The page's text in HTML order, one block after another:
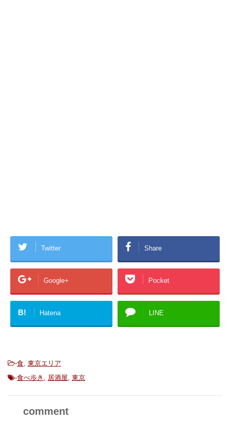
Twitter Share
Google+ Pocket
B! Hatena LINE
-食 東京エリア
-食べ歩き 居酒屋 東京
comment